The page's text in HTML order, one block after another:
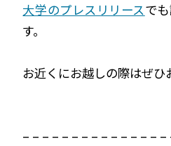
大学のプレスリリースで
す。
お近くにお越しの際はぜひ
– – – – – – – – – – – – – – –